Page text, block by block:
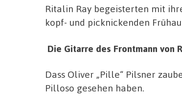
Ritalin Ray begeisterten mit
kopf- und picknickenden
Die Gitarre des Frontmann von
Dass Oliver „Pille“ Pilsner
Pilloso gesehen haben.